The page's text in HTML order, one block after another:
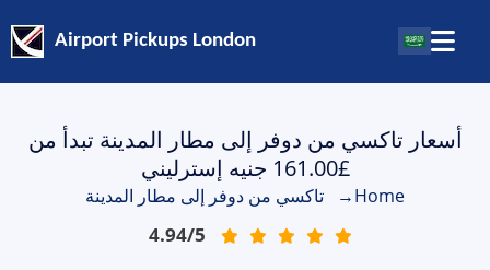
Airport Pickups London
أسعار تاكسي من دوفر إلى مطار المدينة تبدأ من
£161.00 جنيه إسترليني
Home
→ تاكسي من دوفر إلى مطار المدينة
4.94/5